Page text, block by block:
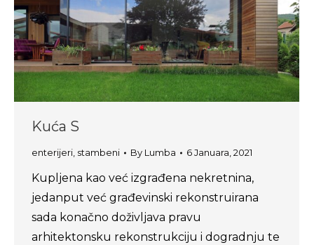
Kuća S
enterijeri stambeni By Lumba 6 Januara, 2021
Kupljena kao već izgrađena nekretnina,
jedanput već građevinski rekonstruirana
sada konačno doživljava pravu
arhitektonsku rekonstrukciju i dogradnju te